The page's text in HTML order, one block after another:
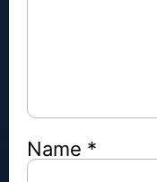
Name *